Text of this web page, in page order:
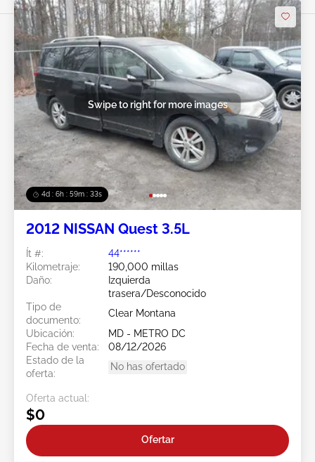
4d : 6h : 59m : 31s
Swipe to right for more images
2012 NISSAN Quest 3.5L
Ít #:
44******
Kilometraje:
190,000 millas
Daño:
Izquierda
trasera/Desconocido
Tipo de
documento:
Clear Montana
Ubicación:
MD - METRO DC
Fecha de venta:
08/12/2026
Estado de la
oferta:
No has ofertado
Oferta actual:
$0
Ofertar